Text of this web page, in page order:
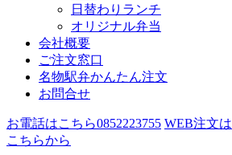
日替わりランチ
オリジナル弁当
会社概要
ご注文窓口
名物駅弁かんたん注文
お問合せ
お電話はこちら0852223755 WEB注文は
こちらから